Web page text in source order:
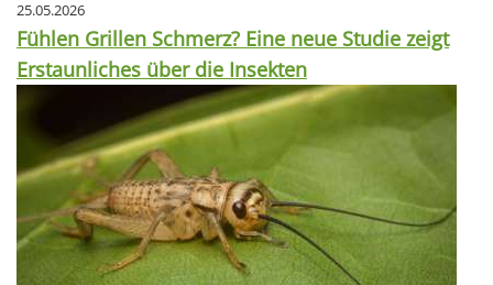
25.05.2026
Fühlen Grillen Schmerz? Eine neue Studie zeigt
Erstaunliches über die Insekten